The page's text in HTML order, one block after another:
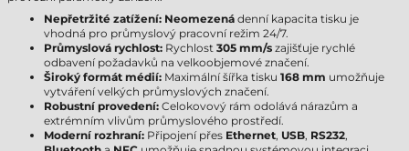
Nepřetržité zatížení: Neomezená denní kapacita tisku je
vhodná pro průmyslový pracovní režim 24/7.
Průmyslová rychlost: Rychlost 305 mm/s zajišťuje rychlé
odbavení požadavků na velkoobjemové značení.
Široký formát médií: Maximální šířka tisku 168 mm umožňuje
vytváření velkých průmyslových značení.
Robustní provedení: Celokovový rám odolává nárazům a
extrémním vlivům průmyslového prostředí.
Moderní rozhraní: Připojení přes Ethernet, USB, RS232,